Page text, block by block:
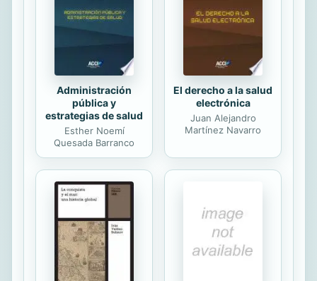
Este perfil de sistemas alimentarios
proporciona un resumen de los
principales problemas del sistema
Administración
pública y
estrategias de salud
Esther Noemí
Quesada Barranco
El derecho a la salud
electrónica
Juan Alejandro
Martínez Navarro